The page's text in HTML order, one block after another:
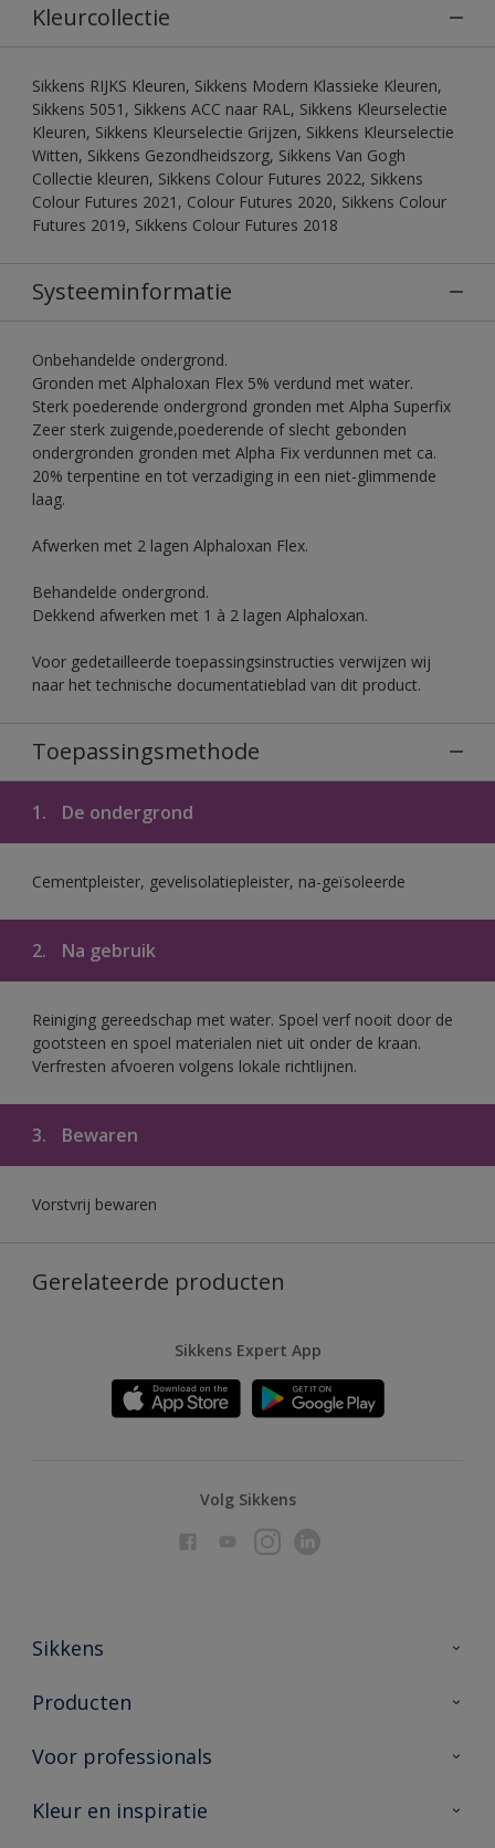
Kleurcollectie
Sikkens RIJKS Kleuren, Sikkens Modern Klassieke Kleuren,
Sikkens 5051, Sikkens ACC naar RAL, Sikkens Kleurselectie
Kleuren, Sikkens Kleurselectie Grijzen, Sikkens Kleurselectie
Witten, Sikkens Gezondheidszorg, Sikkens Van Gogh
Collectie kleuren, Sikkens Colour Futures 2022, Sikkens
Colour Futures 2021, Colour Futures 2020, Sikkens Colour
Futures 2019, Sikkens Colour Futures 2018
Systeeminformatie
Onbehandelde ondergrond.
Gronden met Alphaloxan Flex 5% verdund met water.
Sterk poederende ondergrond gronden met Alpha Superfix
Zeer sterk zuigende,poederende of slecht gebonden
ondergronden gronden met Alpha Fix verdunnen met ca.
20% terpentine en tot verzadiging in een niet-glimmende
laag.
Afwerken met 2 lagen Alphaloxan Flex.
Behandelde ondergrond.
Dekkend afwerken met 1 à 2 lagen Alphaloxan.
Voor gedetailleerde toepassingsinstructies verwijzen wij
naar het technische documentatieblad van dit product.
Toepassingsmethode
1. De ondergrond
Cementpleister, gevelisolatiepleister, na-geïsoleerde
2. Na gebruik
Reiniging gereedschap met water. Spoel verf nooit door de
gootsteen en spoel materialen niet uit onder de kraan.
Verfresten afvoeren volgens lokale richtlijnen.
3. Bewaren
Vorstvrij bewaren
Gerelateerde producten
Sikkens Expert App
Volg Sikkens
Sikkens
Over Sikkens
Duurzaamheid
Producten
Producten voor binnen
Vind je verkooppunt
Voor professionals
Advies & service
Kleur en inspiratie